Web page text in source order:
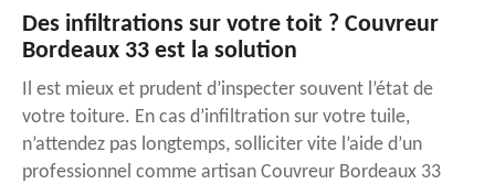
Des infiltrations sur votre toit ? Couvreur
Bordeaux 33 est la solution
Il est mieux et prudent d’inspecter souvent l’état de
votre toiture. En cas d’infiltration sur votre tuile,
n’attendez pas longtemps, solliciter vite l’aide d’un
professionnel comme artisan Couvreur Bordeaux 33